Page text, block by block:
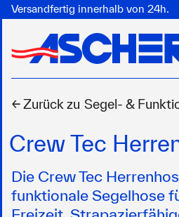
Versandfertig innerhalb von 24h.
← Zurück zu Segel- &
Crew Tec
Die Crew Tec
funktionale Segelhose